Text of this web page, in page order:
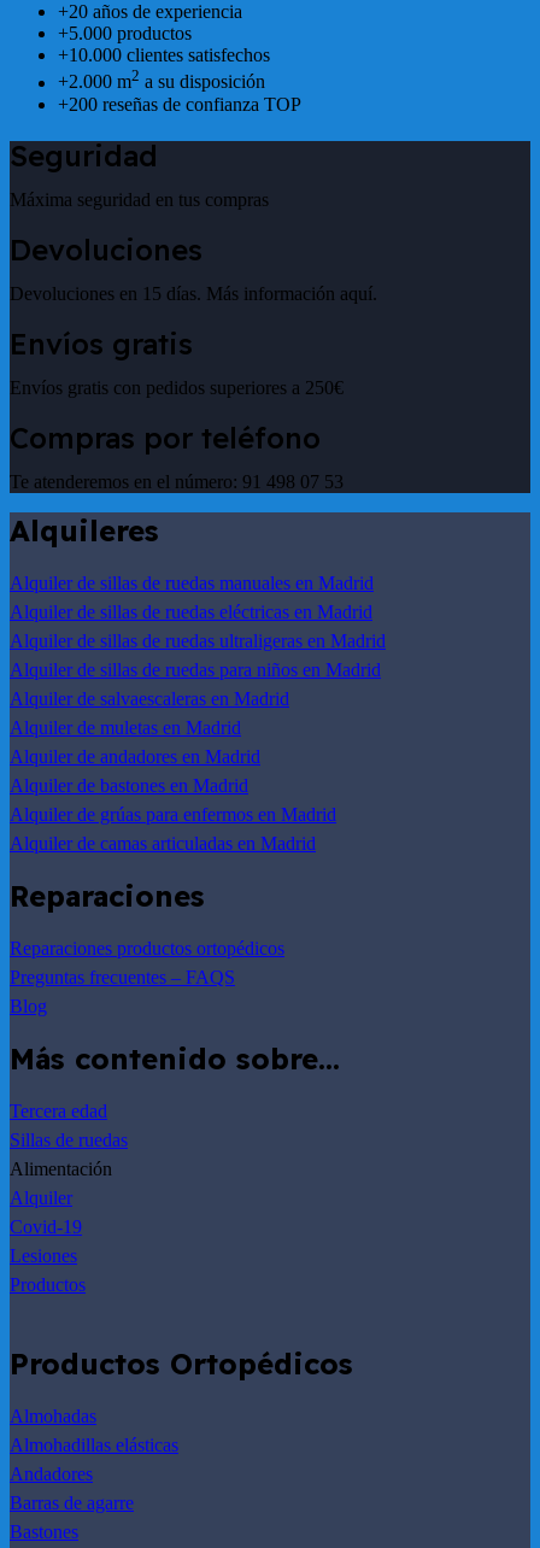
+20 años de experiencia
+5.000 productos
+10.000 clientes satisfechos
+2.000 m2 a su disposición
+200 reseñas de confianza TOP
Seguridad
Máxima seguridad en tus compras
Devoluciones
Devoluciones en 15 días. Más información aquí.
Envíos gratis
Envíos gratis con pedidos superiores a 250€
Compras por teléfono
Te atenderemos en el número: 91 498 07 53
Alquileres
Alquiler de sillas de ruedas manuales en Madrid
Alquiler de sillas de ruedas eléctricas en Madrid
Alquiler de sillas de ruedas ultraligeras en Madrid
Alquiler de sillas de ruedas para niños en Madrid
Alquiler de salvaescaleras en Madrid
Alquiler de muletas en Madrid
Alquiler de andadores en Madrid
Alquiler de bastones en Madrid
Alquiler de grúas para enfermos en Madrid
Alquiler de camas articuladas en Madrid
Reparaciones
Reparaciones productos ortopédicos
Preguntas frecuentes – FAQS
Blog
Más contenido sobre…
Tercera edad
Sillas de ruedas
Alimentación
Alquiler
Covid-19
Lesiones
Productos
Productos Ortopédicos
Almohadas
Almohadillas elásticas
Andadores
Barras de agarre
Bastones